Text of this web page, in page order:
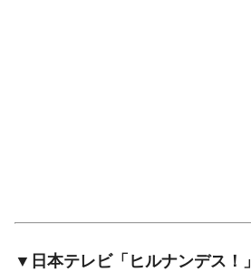
▼日本テレビ「ヒルナンデス！」